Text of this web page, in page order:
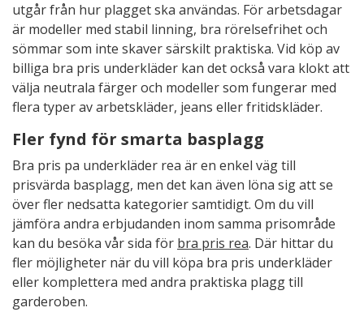
utgår från hur plagget ska användas. För arbetsdagar
är modeller med stabil linning, bra rörelsefrihet och
sömmar som inte skaver särskilt praktiska. Vid köp av
billiga bra pris underkläder kan det också vara klokt att
välja neutrala färger och modeller som fungerar med
flera typer av arbetskläder, jeans eller fritidskläder.
Fler fynd för smarta basplagg
Bra pris pa underkläder rea är en enkel väg till
prisvärda basplagg, men det kan även löna sig att se
över fler nedsatta kategorier samtidigt. Om du vill
jämföra andra erbjudanden inom samma prisområde
kan du besöka vår sida för bra pris rea. Där hittar du
fler möjligheter när du vill köpa bra pris underkläder
eller komplettera med andra praktiska plagg till
garderoben.